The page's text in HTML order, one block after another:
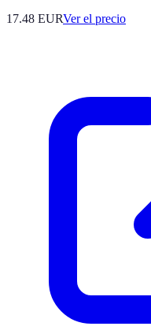
17.48 EURVer el precio